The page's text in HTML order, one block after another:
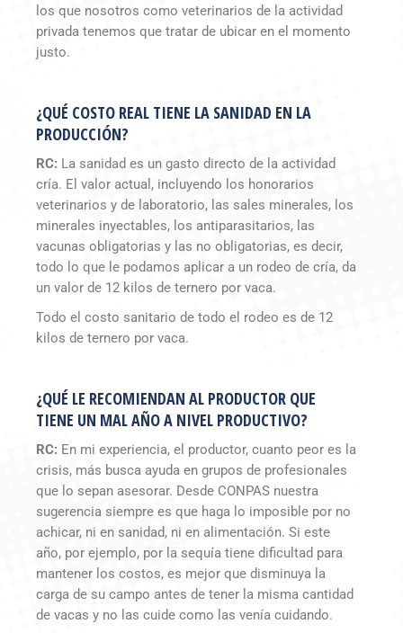
los que nosotros como veterinarios de la actividad
privada tenemos que tratar de ubicar en el momento
justo.
¿QUÉ COSTO REAL TIENE LA SANIDAD EN LA
PRODUCCIÓN?
RC: La sanidad es un gasto directo de la actividad
cría. El valor actual, incluyendo los honorarios
veterinarios y de laboratorio, las sales minerales, los
minerales inyectables, los antiparasitarios, las
vacunas obligatorias y las no obligatorias, es decir,
todo lo que le podamos aplicar a un rodeo de cría, da
un valor de 12 kilos de ternero por vaca.
Todo el costo sanitario de todo el rodeo es de 12
kilos de ternero por vaca.
¿QUÉ LE RECOMIENDAN AL PRODUCTOR QUE
TIENE UN MAL AÑO A NIVEL PRODUCTIVO?
RC: En mi experiencia, el productor, cuanto peor es la
crisis, más busca ayuda en grupos de profesionales
que lo sepan asesorar. Desde CONPAS nuestra
sugerencia siempre es que haga lo imposible por no
achicar, ni en sanidad, ni en alimentación. Si este
año, por ejemplo, por la sequía tiene dificultad para
mantener los costos, es mejor que disminuya la
carga de su campo antes de tener la misma cantidad
de vacas y no las cuide como las venía cuidando.